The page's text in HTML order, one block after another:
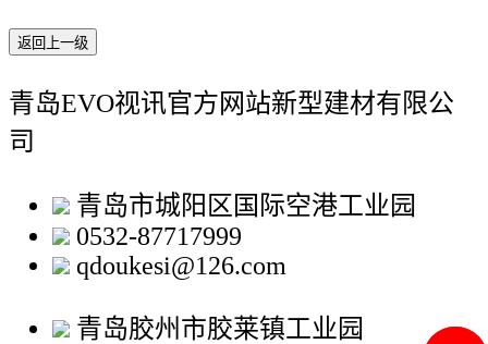
返回上一级
青岛EVO视讯官方网站新型建材有限公
司
青岛市城阳区国际空港工业园
0532-87717999
qdoukesi@126.com
青岛胶州市胶莱镇工业园